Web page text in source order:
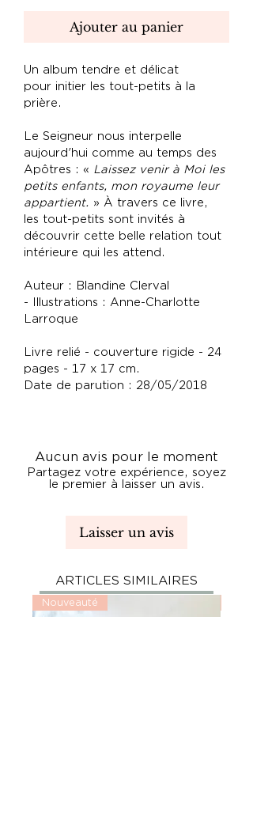
Ajouter au panier
Un album tendre et délicat
pour initier les tout-petits à la
prière.
Le Seigneur nous interpelle
aujourd'hui comme au temps des
Apôtres : « Laissez venir à Moi les
petits enfants, mon royaume leur
appartient. » À travers ce livre,
les tout-petits sont invités à
découvrir cette belle relation tout
intérieure qui les attend.
Auteur : Blandine Clerval
- Illustrations : Anne-Charlotte
Larroque
Livre relié - couverture rigide - 24
pages - 17 x 17 cm.
Date de parution : 28/05/2018
Aucun avis pour le moment
Partagez votre expérience, soyez
le premier à laisser un avis.
Laisser un avis
Nouveauté
ARTICLES SIMILAIRES